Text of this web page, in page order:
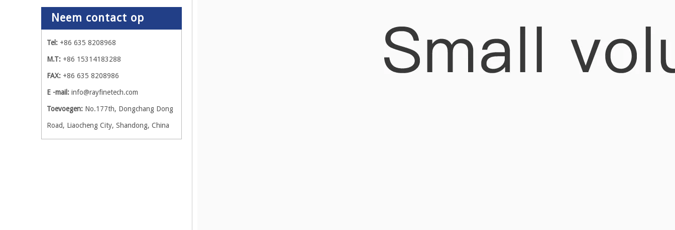
Neem contact op
Tel: +86 635 8208968
M.T: +86 15314183288
FAX: +86 635 8208986
E -mail: info@rayfinetech.com
Toevoegen: No.177th, Dongchang Dong
Road, Liaocheng City, Shandong, China